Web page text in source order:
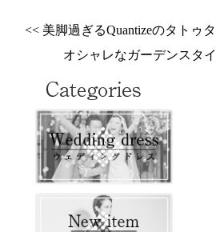
<< 美脚過ぎるQuantizeのタトゥ
オシャレなガーデンスタ